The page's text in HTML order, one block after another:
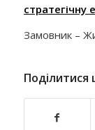
стратегічну
Замовник –